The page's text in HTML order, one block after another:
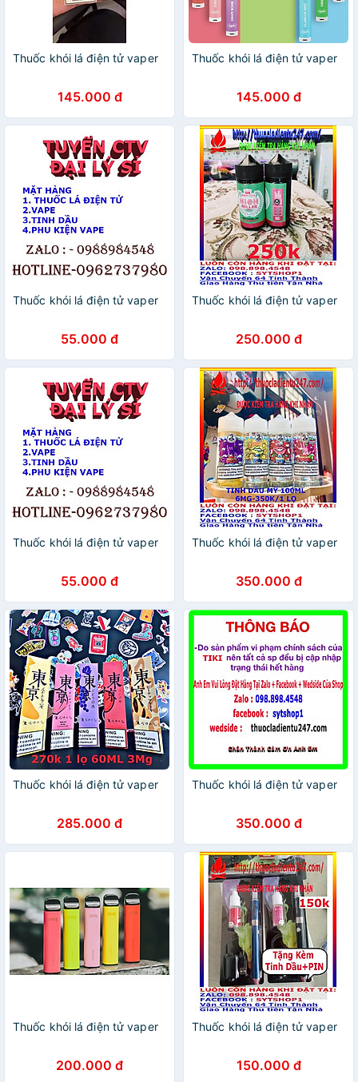
Thuốc khói lá điện tử vaper
145.000 đ
Thuốc khói lá điện tử vaper
145.000 đ
Thuốc khói lá điện tử vaper
55.000 đ
Thuốc khói lá điện tử vaper
250.000 đ
Thuốc khói lá điện tử vaper
55.000 đ
Thuốc khói lá điện tử vaper
350.000 đ
Thuốc khói lá điện tử vaper
285.000 đ
Thuốc khói lá điện tử vaper
350.000 đ
Thuốc khói lá điện tử vaper
200.000 đ
Thuốc khói lá điện tử vaper
150.000 đ